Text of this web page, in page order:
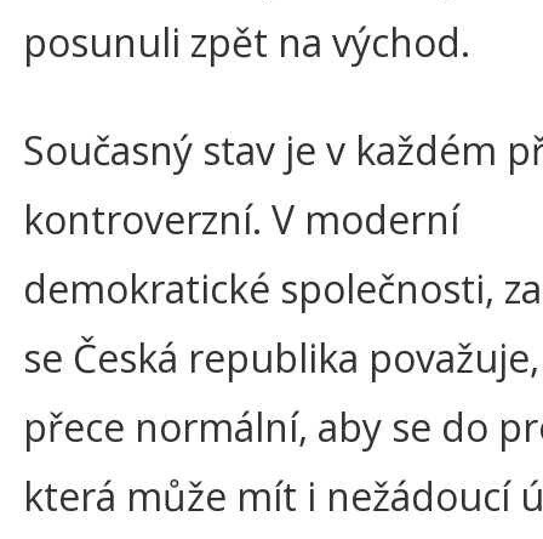
posunuli zpět na východ.
Současný stav je v každém
kontroverzní. V moderní
demokratické společnosti,
se Česká republika
přece normální, aby se do
která může mít i nežádoucí